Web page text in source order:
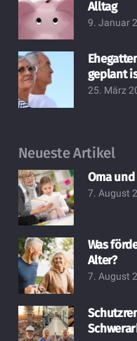
Alltag
9. Januar
geplant
25. März
Neueste Artikel
Oma
7. August
Was
Alter?
7. August